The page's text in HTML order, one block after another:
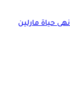
المرض أنهى حياة مارلين